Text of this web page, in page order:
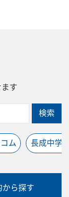
す
検索
ム 長成中学
から探す